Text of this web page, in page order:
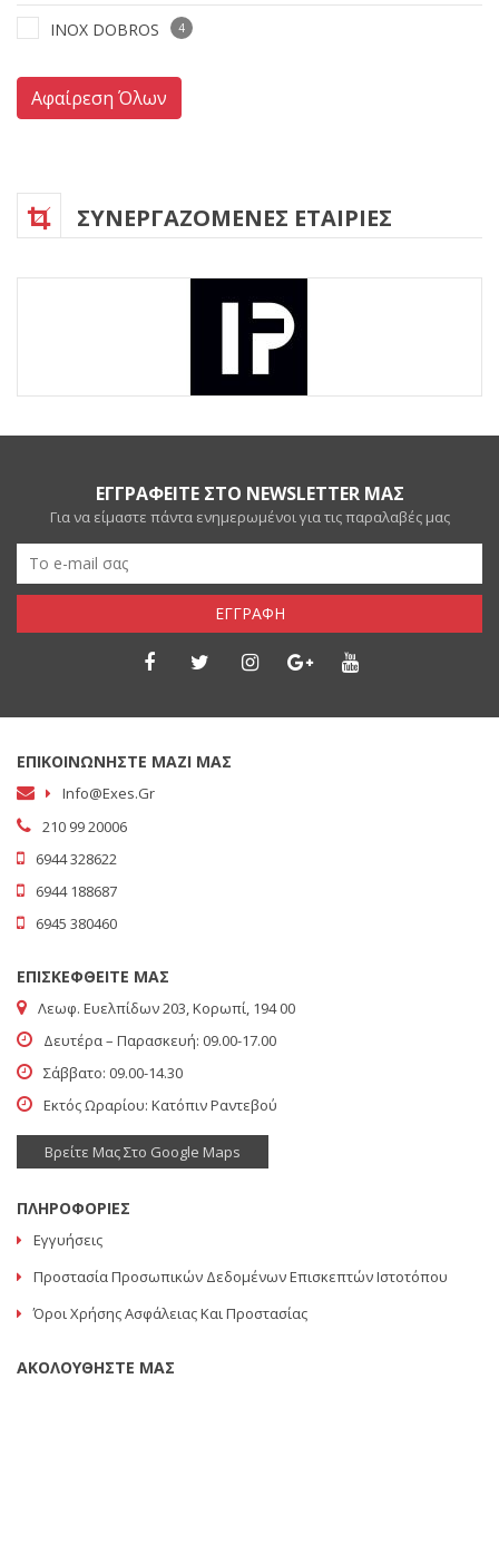
INOX DOBROS 4
Αφαίρεση Όλων
ΣΥΝΕΡΓΑΖΟΜΕΝΕΣ ΕΤΑΙΡΙΕΣ
ΕΓΓΡΑΦΕΙΤΕ ΣΤΟ NEWSLETTER ΜΑΣ
Για να είμαστε πάντα ενημερωμένοι για τις παραλαβές μας
ΕΓΓΡΑΦΗ
ΕΠΙΚΟΙΝΩΝΗΣΤΕ ΜΑΖΙ ΜΑΣ
Info@exes.gr
210 99 20006
6944 328622
6944 188687
6945 380460
ΕΠΙΣΚΕΦΘΕΙΤΕ ΜΑΣ
Λεωφ. Ευελπίδων 203, Κορωπί, 194 00
Δευτέρα – Παρασκευή: 09.00-17.00
Σάββατο: 09.00-14.30
Εκτός Ωραρίου: Κατόπιν Ραντεβού
Βρείτε Μας Στο Google Maps
ΠΛΗΡΟΦΟΡΙΕΣ
Εγγυήσεις
Προστασία Προσωπικών Δεδομένων Επισκεπτών Ιστοτόπου
Όροι Χρήσης Ασφάλειας Και Προστασίας
ΑΚΟΛΟΥΘΗΣΤΕ ΜΑΣ